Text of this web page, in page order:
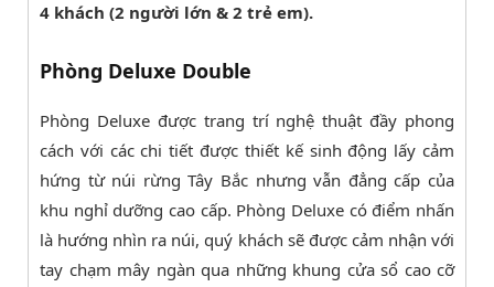
4 khách (2 người lớn & 2 trẻ em).
Phòng Deluxe Double
Phòng Deluxe được trang trí nghệ thuật đầy phong
cách với các chi tiết được thiết kế sinh động lấy cảm
hứng từ núi rừng Tây Bắc nhưng vẫn đẳng cấp của
khu nghỉ dưỡng cao cấp. Phòng Deluxe có điểm nhấn
là hướng nhìn ra núi, quý khách sẽ được cảm nhận với
tay chạm mây ngàn qua những khung cửa sổ cao cỡ